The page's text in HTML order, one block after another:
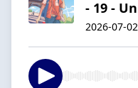
- 19 -
2026-07-02